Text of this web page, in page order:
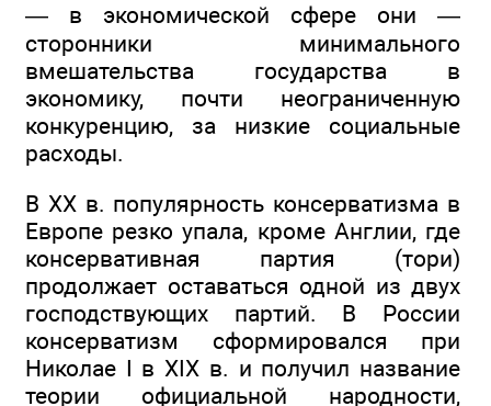
— в экономической сфере они —
сторонники минимального
вмешательства государства в
экономику, почти неограниченную
конкуренцию, за низкие социальные
расходы.
В XX в. популярность консерватизма в
Европе резко упала, кроме Англии, где
консервативная партия (тори)
продолжает оставаться одной из двух
господствующих партий. В России
консерватизм сформировался при
Николае I в XIX в. и получил название
теории официальной народности,